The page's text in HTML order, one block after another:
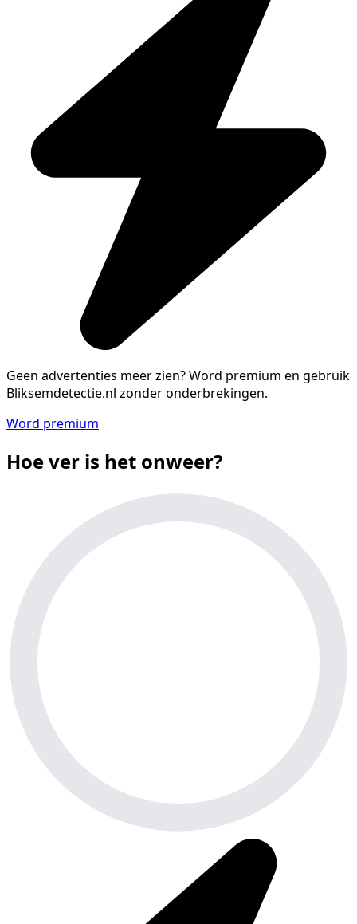
Geen advertenties meer zien?Word premium en gebruik
Bliksemdetectie.nl zonder onderbrekingen.
Word premium
Hoe ver is het onweer?